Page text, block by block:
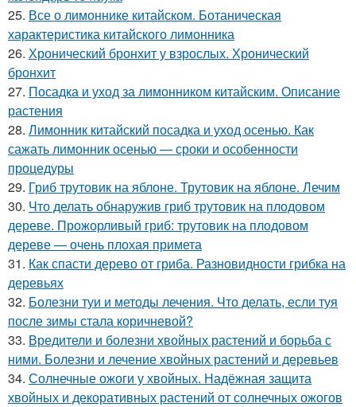
25. Все о лимоннике китайском. Ботаническая
характеристика китайского лимонника
26. Хронический бронхит у взрослых. Хронический
бронхит
27. Посадка и уход за лимонником китайским. Описание
растения
28. Лимонник китайский посадка и уход осенью. Как
сажать лимонник осенью — сроки и особенности
процедуры
29. Гриб трутовик на яблоне. Трутовик на яблоне. Лечим
30. Что делать обнаружив гриб трутовик на плодовом
дереве. Прожорливый гриб: трутовик на плодовом
дереве — очень плохая примета
31. Как спасти дерево от гриба. Разновидности грибка на
деревьях
32. Болезни туи и методы лечения. Что делать, если туя
после зимы стала коричневой?
33. Вредители и болезни хвойных растений и борьба с
ними. Болезни и лечение хвойных растений и деревьев
34. Солнечные ожоги у хвойных. Надёжная защита
хвойных и декоративных растений от солнечных ожогов